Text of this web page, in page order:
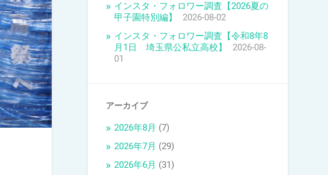
インスタ・フォロワー調査【2026夏の
甲子園特別編】
2026-08-02
インスタ・フォロワー調査【令和8年8
月1日 埼玉県公私立高校】
2026-08-
01
アーカイブ
2026年8月 (7)
2026年7月 (29)
2026年6月 (31)